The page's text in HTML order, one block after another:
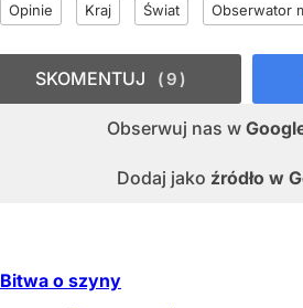
Opinie Kraj Świat Obserwator
Obserwuj nas w
Dodaj jako źródło w
SKOMENTUJ 9
Bitwa o szyny